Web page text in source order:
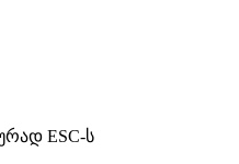
ESC-ს